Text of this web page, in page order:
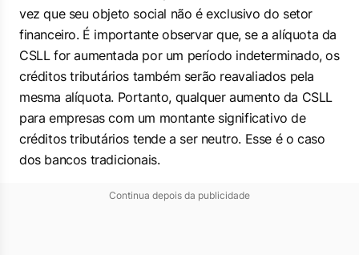
vez que seu objeto social não é exclusivo do setor
financeiro. É importante observar que, se a alíquota da
CSLL for aumentada por um período indeterminado, os
créditos tributários também serão reavaliados pela
mesma alíquota. Portanto, qualquer aumento da CSLL
para empresas com um montante significativo de
créditos tributários tende a ser neutro. Esse é o caso
dos bancos tradicionais.
Continua depois da publicidade